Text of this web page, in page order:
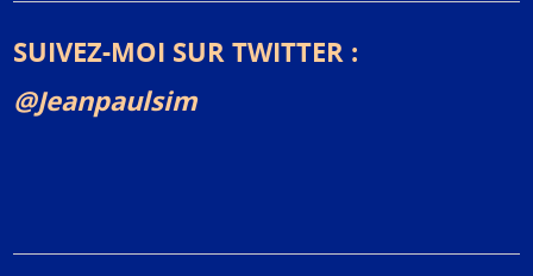
SUIVEZ-MOI SUR TWITTER :
@Jeanpaulsim